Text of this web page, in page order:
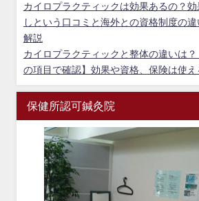
カイロプラクティックは効果あるの？効
しという口コミと海外との資格制度の違
解説
カイロプラクティックと整体の違いは？
の項目で確認】効果や資格、保険は使え
保健所認可鍼灸院